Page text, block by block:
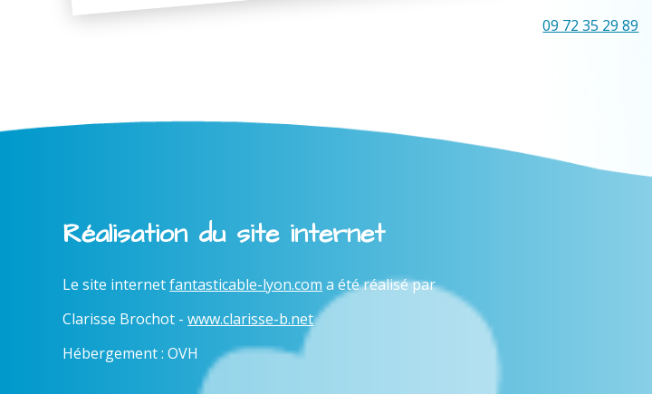
09 72 35 29 89
Réalisation du site internet
Le site internetfantasticable-lyon.com a été réalisé par
Clarisse Brochot -www.clarisse-b.net
Hébergement : OVH